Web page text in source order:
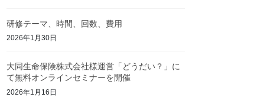
研修テーマ、時間、回数、費用
2026年1月30日
大同生命保険株式会社様運営「どうだい？」に
て無料オンラインセミナーを開催
2026年1月16日